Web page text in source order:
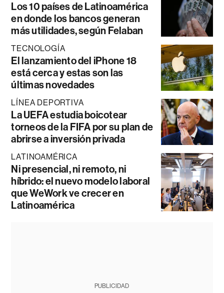
Los 10 países de Latinoamérica
en donde los bancos generan
más utilidades, según Felaban
TECNOLOGÍA
El lanzamiento del iPhone 18
está cerca y estas son las
últimas novedades
LÍNEA DEPORTIVA
La UEFA estudia boicotear
torneos de la FIFA por su plan de
abrirse a inversión privada
LATINOAMÉRICA
Ni presencial, ni remoto, ni
híbrido: el nuevo modelo laboral
que WeWork ve crecer en
Latinoamérica
PUBLICIDAD